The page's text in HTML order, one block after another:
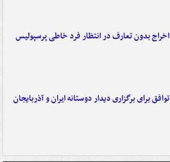
اخراج بدون تعارف در انتظار فرد خاطی پرسپولیس
توافق برای برگزاری دیدار دوستانه ایران و آذربایجان